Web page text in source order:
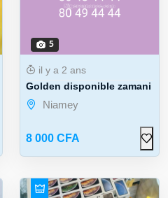
fold tres ...
5
il y a 2 ans
Golden disponible zamani
Niamey
8 000 CFA